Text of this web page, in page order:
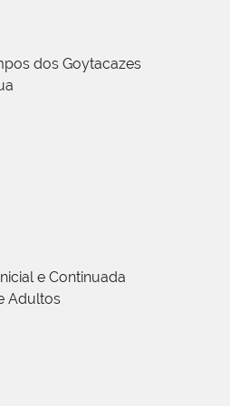
dos Goytacazes
e Continuada
Adultos